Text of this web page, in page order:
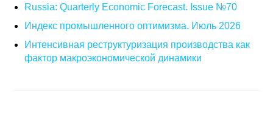
Russia: Quarterly Economic Forecast. Issue №70
Индекс промышленного оптимизма. Июль 2026
Интенсивная реструктуризация производства как
фактор макроэкономической динамики